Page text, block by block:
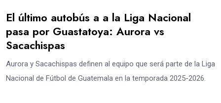
El último autobús a a la Liga Nacional
pasa por Guastatoya: Aurora vs
Sacachispas
Aurora y Sacachispas definen al equipo que será parte de la Liga
Nacional de Fútbol de Guatemala en la temporada 2025-2026.